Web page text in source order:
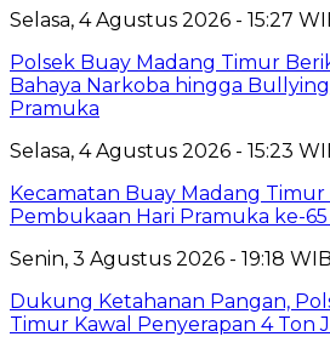
Selasa, 4 Agustus 2026 - 15:27
Polsek Buay Madang Timur
Bahaya Narkoba hingga
Pramuka
Selasa, 4 Agustus 2026 - 15:23
Kecamatan Buay Madang Timur
Pembukaan Hari Pramuka ke-
Senin, 3 Agustus 2026 - 19:18 WIB
Dukung Ketahanan Pangan,
Timur Kawal Penyerapan 4 Ton